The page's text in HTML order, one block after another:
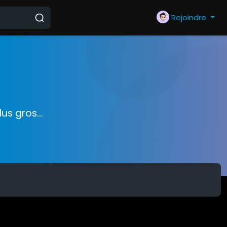
Rejoindre
gros...